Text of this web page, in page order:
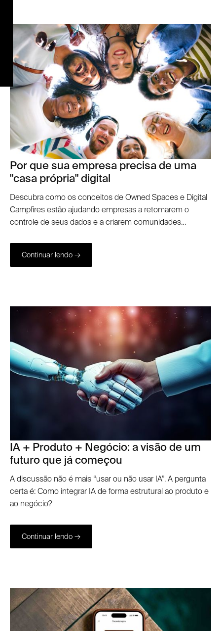
Por que sua empresa precisa de uma
"casa própria" digital
Descubra como os conceitos de Owned Spaces e Digital
Campfires estão ajudando empresas a retomarem o
controle de seus dados e a criarem comunidades
entenda como a tecnologia certa pode transformar
seguidores em ativos reais para o seu negócio.
Continuar lendo →
IA + Produto + Negócio: a visão de um
futuro que já começou
A discussão não é mais “usar ou não usar IA”. A pergunta
certa é: Como integrar IA de forma estrutural ao produto e
ao negócio?
Continuar lendo →